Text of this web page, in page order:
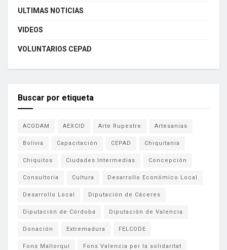
ULTIMAS NOTICIAS
VIDEOS
VOLUNTARIOS CEPAD
Buscar por etiqueta
ACODAM AEXCID Arte Rupestre Artesanias
Bolivia Capacitación CEPAD Chiquitania
Chiquitos Ciudades Intermedias Concepción
Consultoria Cultura Desarrollo Económico Local
Desarrollo Local Diputación de Cáceres
Diputación de Córdoba Diputación de Valencia
Donación Extremadura FELCODE
Fons Mallorqui Fons Valencia per la solidaritat